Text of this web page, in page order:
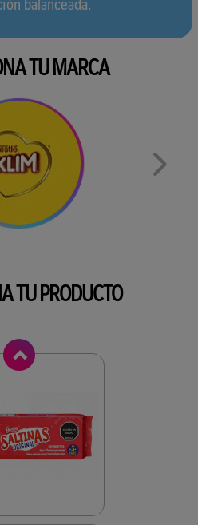
TU MARCA
TU PRODUCTO
Anterior